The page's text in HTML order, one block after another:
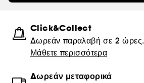
Click&Collect
Δωρεάν παραλαβή σε 2 ώρες.
Μάθετε περισσότερα
Δωρεάν μεταφορικά